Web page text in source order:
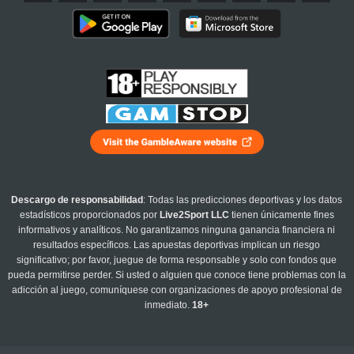
Descargo de responsabilidad : Todas las predicciones deportivas y los datos
estadísticos proporcionados por Live2Sport LLC tienen únicamente fines
informativos y analíticos. No garantizamos ninguna ganancia financiera ni
resultados específicos. Las apuestas deportivas implican un riesgo
significativo; por favor, juegue de forma responsable y solo con fondos que
pueda permitirse perder. Si usted o alguien que conoce tiene problemas con la
adicción al juego, comuníquese con organizaciones de apoyo profesional de
inmediato.18+